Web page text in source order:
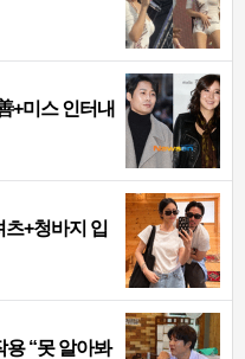
+미스 인터내
츠+청바지 입
“못 알아봐